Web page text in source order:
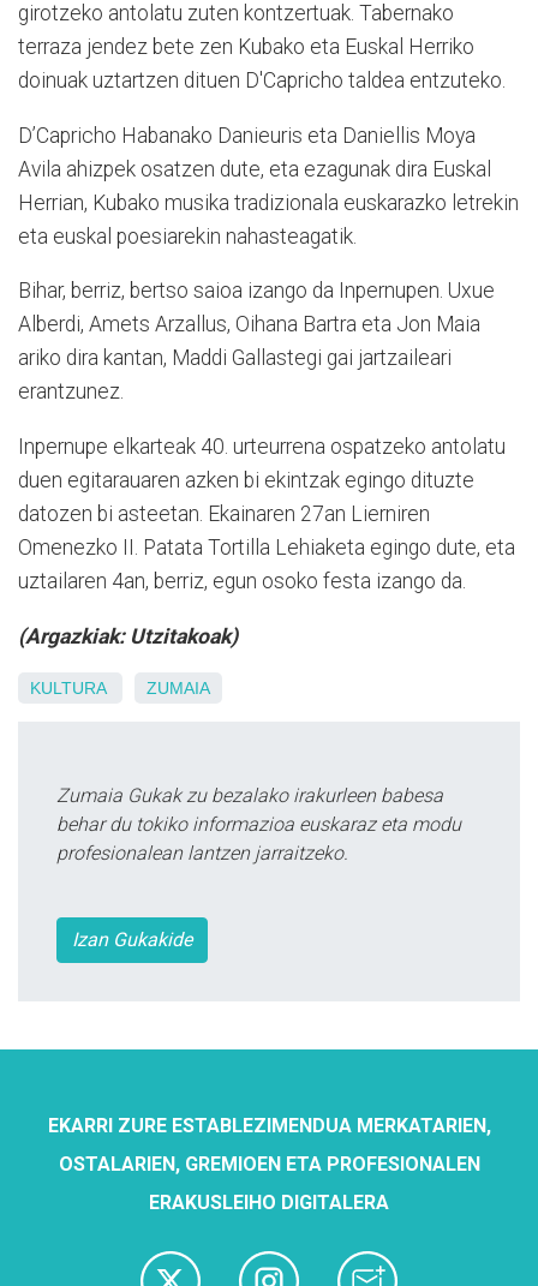
girotzeko antolatu zuten kontzertuak. Tabernako
terraza jendez bete zen Kubako eta Euskal Herriko
doinuak uztartzen dituen D'Capricho taldea entzuteko.
D’Capricho Habanako Danieuris eta Daniellis Moya
Avila ahizpek osatzen dute, eta ezagunak dira Euskal
Herrian, Kubako musika tradizionala euskarazko letrekin
eta euskal poesiarekin nahasteagatik.
Bihar, berriz, bertso saioa izango da Inpernupen. Uxue
Alberdi, Amets Arzallus, Oihana Bartra eta Jon Maia
ariko dira kantan, Maddi Gallastegi gai jartzaileari
erantzunez.
Inpernupe elkarteak 40. urteurrena ospatzeko antolatu
duen egitarauaren azken bi ekintzak egingo dituzte
datozen bi asteetan. Ekainaren 27an Lierniren
Omenezko II. Patata Tortilla Lehiaketa egingo dute, eta
uztailaren 4an, berriz, egun osoko festa izango da.
(Argazkiak: Utzitakoak)
KULTURA ZUMAIA
Zumaia Gukak zu bezalako irakurleen babesa
behar du tokiko informazioa euskaraz eta modu
profesionalean lantzen jarraitzeko.
Izan Gukakide
EKARRI ZURE ESTABLEZIMENDUA MERKATARIEN,
OSTALARIEN, GREMIOEN ETA PROFESIONALEN
ERAKUSLEIHO DIGITALERA